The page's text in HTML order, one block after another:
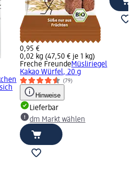
0,95 €
0,02 kg (47,50 € je 1 kg)
Freche FreundeMüsliriegel
Kakao Würfel, 20 g
(79)
Hinweise
Lieferbar
dm Markt wählen